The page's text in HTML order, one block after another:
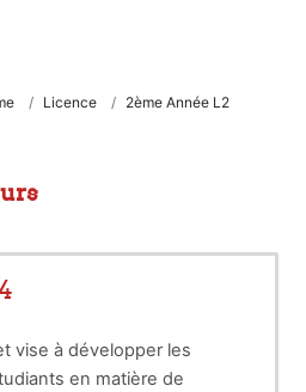
Licence
2ème Année L2
vise à développer les
en matière de